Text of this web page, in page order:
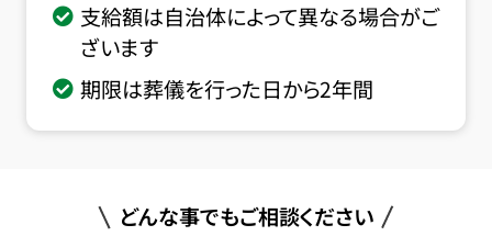
支給額は自治体によって異なる場合がご
ざいます
期限は葬儀を行った日から2年間
どんな事でもご相談ください